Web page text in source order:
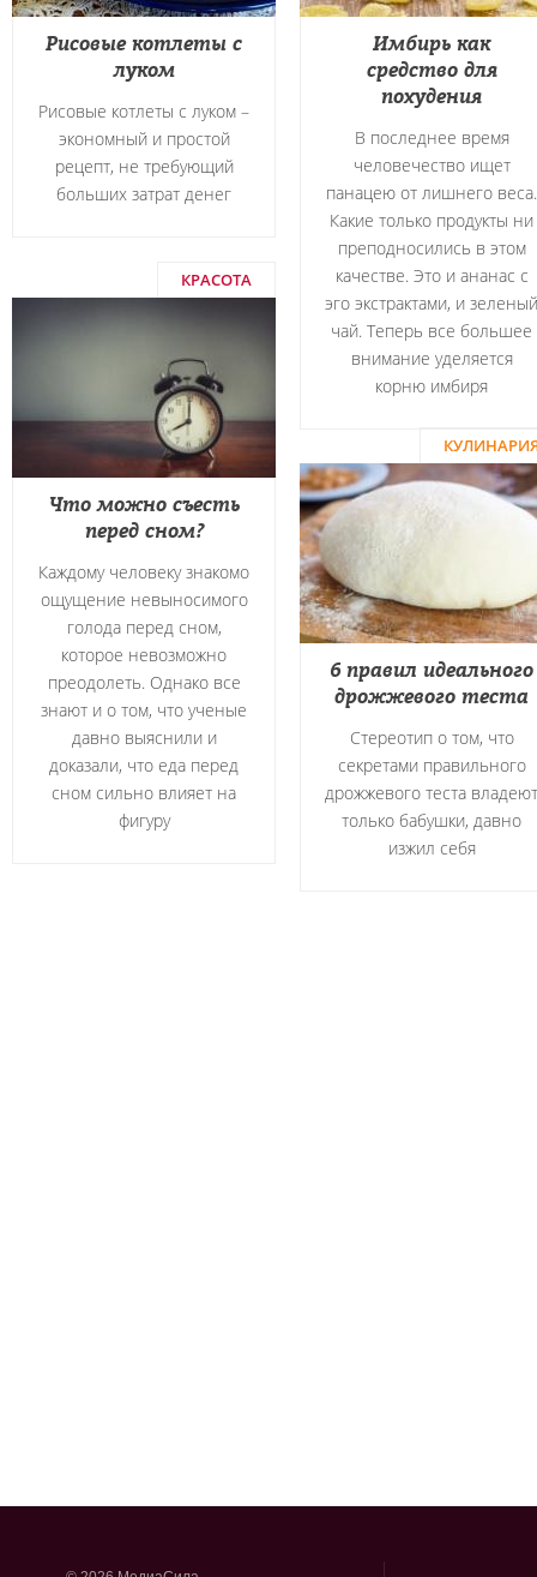
Рисовые котлеты с
луком
Рисовые котлеты с луком –
экономный и простой
рецепт, не требующий
больших затрат денег
Имбирь как
средство для
похудения
В последнее время
человечество ищет
панацею от лишнего веса.
Какие только продукты ни
преподносились в этом
качестве. Это и ананас с
эго экстрактами, и зеленый
чай. Теперь все большее
внимание уделяется
корню имбиря
КРАСОТА
Что можно съесть
перед сном?
Каждому человеку знакомо
ощущение невыносимого
голода перед сном,
которое невозможно
преодолеть. Однако все
знают и о том, что ученые
давно выяснили и
доказали, что еда перед
сном сильно влияет на
фигуру
6 правил идеального
дрожжевого теста
Стереотип о том, что
секретами правильного
дрожжевого теста владеют
только бабушки, давно
изжил себя